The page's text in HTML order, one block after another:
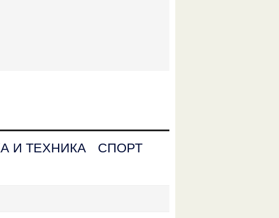
И ТЕХНИКА
СПОРТ